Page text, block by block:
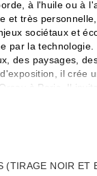
à l'huile ou à
et très
sociétaux et
par la
des paysages,
il crée
à Paris. Il
en dialogue
(TIRAGE NOIR